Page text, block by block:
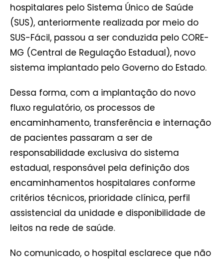
hospitalares pelo Sistema Único de Saúde
(SUS), anteriormente realizada por meio do
SUS-Fácil, passou a ser conduzida pelo CORE-
MG (Central de Regulação Estadual), novo
sistema implantado pelo Governo do Estado.
Dessa forma, com a implantação do novo
fluxo regulatório, os processos de
encaminhamento, transferência e internação
de pacientes passaram a ser de
responsabilidade exclusiva do sistema
estadual, responsável pela definição dos
encaminhamentos hospitalares conforme
critérios técnicos, prioridade clínica, perfil
assistencial da unidade e disponibilidade de
leitos na rede de saúde.
No comunicado, o hospital esclarece que não